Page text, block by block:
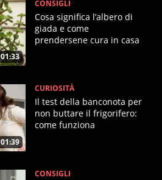
01:33
CONSIGLI
Cosa significa l’albero di
giada e come
prendersene cura in casa
01:39
CURIOSITÀ
Il test della banconota per
non buttare il frigorifero:
come funziona
CONSIGLI